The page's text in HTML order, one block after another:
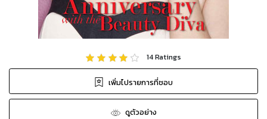
14Ratings
เพิ่มไปรายการที่ชอบ
ดูตัวอย่าง